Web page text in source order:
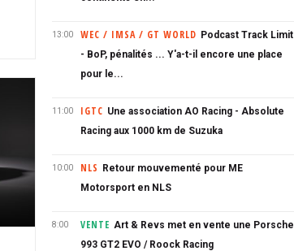
13:00 WEC / IMSA / GT WORLD Podcast Track Limit
- BoP, pénalités ... Y'a-t-il encore une place
pour le...
11:00 IGTC Une association AO Racing - Absolute
Racing aux 1000 km de Suzuka
10:00 NLS Retour mouvementé pour ME
Motorsport en NLS
8:00 VENTE Art & Revs met en vente une Porsche
993 GT2 EVO / Roock Racing